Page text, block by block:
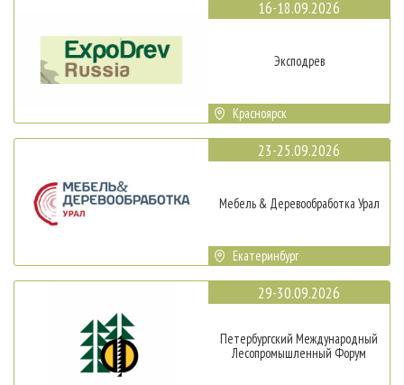
16-18.09.2026
Эксподрев
Красноярск
23-25.09.2026
Мебель & Деревообработка Урал
Екатеринбург
29-30.09.2026
Петербургский Международный
Лесопромышленный Форум